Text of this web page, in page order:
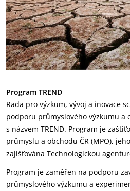
Program TREND
Rada pro výzkum, vývoj a inovace
podporu průmyslového výzkumu a
s názvem TREND. Program je
průmyslu a obchodu ČR (MPO),
zajišťována Technologickou
Program je zaměřen na podporu
průmyslového výzkumu a